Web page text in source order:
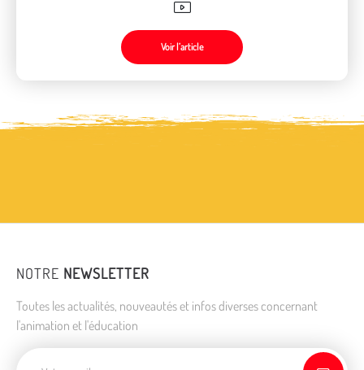
Voir l’article
NOTRE NEWSLETTER
Toutes les actualités, nouveautés et infos diverses concernant
l'animation et l'éducation